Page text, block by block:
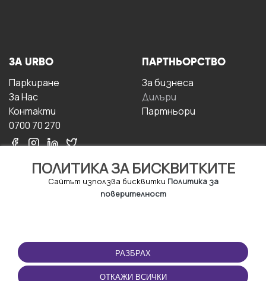
ПОЛИТИКА ЗА БИСКВИТКИТЕ
Сайтът използва бисквитки Политика за
поверителност
РАЗБРАХ
ОТКАЖИ ВСИЧКИ
ЗА URBO
Паркиране
За Hас
Контакти
0700 70 270
ПАРТНЬОРСТВО
За бизнесa
Дилъри
Партньори
ПОЛЗВАНЕ
Правила и условия за
ползване
ПРИЛОЖЕНИЕТО